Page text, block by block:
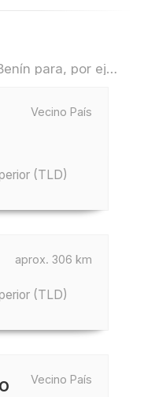
¿Qué países están cerca de Benín para, por ejemplo, viajar o volar?
Vecino País
(TLD)
aprox. 306 km
(TLD)
Vecino País